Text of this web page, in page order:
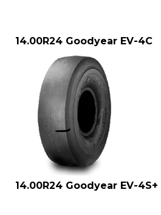
14.00R24 Goodyear EV-4C
14.00R24 Goodyear EV-4S+